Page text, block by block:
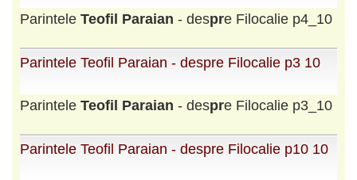
Parintele Teofil Paraian - despre Filocalie p4_10
Parintele Teofil Paraian - despre Filocalie p3 10
Parintele Teofil Paraian - despre Filocalie p3_10
Parintele Teofil Paraian - despre Filocalie p10 10